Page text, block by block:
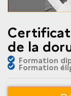
de la
Formation
Formation